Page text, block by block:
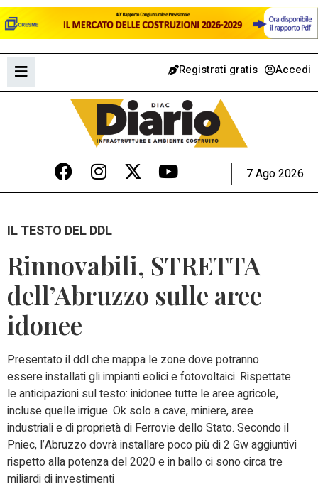
Registrati gratis Accedi
7 Ago 2026
IL TESTO DEL DDL
Rinnovabili, STRETTA
dell’Abruzzo sulle aree
idonee
Presentato il ddl che mappa le zone dove potranno
essere installati gli impianti eolici e fotovoltaici. Rispettate
le anticipazioni sul testo: inidonee tutte le aree agricole,
incluse quelle irrigue. Ok solo a cave, miniere, aree
industriali e di proprietà di Ferrovie dello Stato. Secondo il
Pniec, l’Abruzzo dovrà installare poco più di 2 Gw aggiuntivi
rispetto alla potenza del 2020 e in ballo ci sono circa tre
miliardi di investimenti